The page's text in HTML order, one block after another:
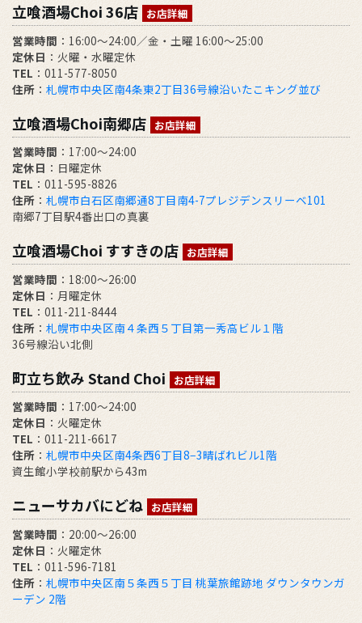
立喰酒場Choi 36店 お店詳細
営業時間 ：16:00～24:00／金・土曜 16:00～25:00
定休日 ：火曜・水曜定休
TEL ：011-577-8050
住所 ： 札幌市中央区南4条東2丁目36号線沿いたこキング並び
立喰酒場Choi南郷店 お店詳細
営業時間 ：17:00～24:00
定休日 ：日曜定休
TEL ：011-595-8826
住所 ： 札幌市白石区南郷通8丁目南4-7プレジデンスリーベ101
南郷7丁目駅4番出口の真裏
立喰酒場Choi すすきの店 お店詳細
営業時間 ：18:00～26:00
定休日 ：月曜定休
TEL ：011-211-8444
住所 ： 札幌市中央区南４条西５丁目第一秀高ビル１階
36号線沿い北側
町立ち飲み Stand Choi お店詳細
営業時間 ：17:00〜24:00
定休日 ：火曜定休
TEL ：011-211-6617
住所 ： 札幌市中央区南4条西6丁目8−3晴ばれビル1階
資生館小学校前駅から43m
ニューサカバにどね お店詳細
営業時間 ：20:00～26:00
定休日 ：火曜定休
TEL ：011-596-7181
住所 ： 札幌市中央区南５条西５丁目 桃葉旅館跡地 ダウンタウンガ
ーデン 2階